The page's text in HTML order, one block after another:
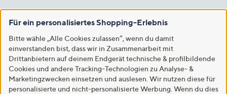
Für ein personalisiertes Shopping-Erlebnis
Bitte wähle „Alle Cookies zulassen“, wenn du damit
einverstanden bist, dass wir in Zusammenarbeit mit
Drittanbietern auf deinem Endgerät technische & profilbildende
Cookies und andere Tracking-Technologien zu Analyse- &
Marketingzwecken einsetzen und auslesen. Wir nutzen diese für
personalisierte und nicht-personalisierte Werbung. Wenn du dies